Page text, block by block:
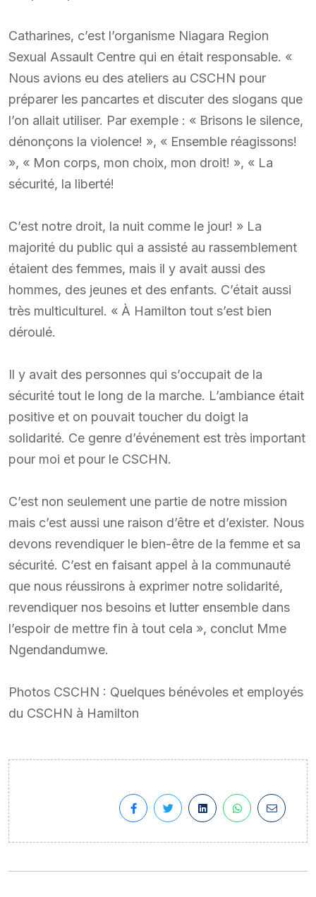
Catharines, c’est l’organisme Niagara Region
Sexual Assault Centre qui en était responsable. «
Nous avions eu des ateliers au CSCHN pour
préparer les pancartes et discuter des slogans que
l’on allait utiliser. Par exemple : « Brisons le silence,
dénonçons la violence! », « Ensemble réagissons!
», « Mon corps, mon choix, mon droit! », « La
sécurité, la liberté!
C’est notre droit, la nuit comme le jour! » La
majorité du public qui a assisté au rassemblement
étaient des femmes, mais il y avait aussi des
hommes, des jeunes et des enfants. C’était aussi
très multiculturel. « À Hamilton tout s’est bien
déroulé.
Il y avait des personnes qui s’occupait de la
sécurité tout le long de la marche. L’ambiance était
positive et on pouvait toucher du doigt la
solidarité. Ce genre d’événement est très important
pour moi et pour le CSCHN.
C’est non seulement une partie de notre mission
mais c’est aussi une raison d’être et d’exister. Nous
devons revendiquer le bien-être de la femme et sa
sécurité. C’est en faisant appel à la communauté
que nous réussirons à exprimer notre solidarité,
revendiquer nos besoins et lutter ensemble dans
l’espoir de mettre fin à tout cela », conclut Mme
Ngendandumwe.
Photos CSCHN : Quelques bénévoles et employés
du CSCHN à Hamilton